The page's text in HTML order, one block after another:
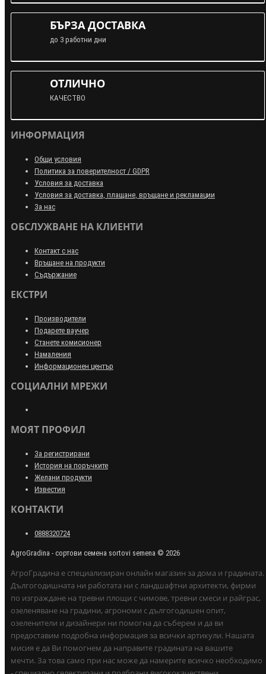
БЪРЗА ДОСТАВКА
до 3 работни дни
ОТЛИЧНО
КАЧЕСТВО
ИНФОРМАЦИЯ
Общи условия
Политика за поверителност / GDPR
Условия за доставка
Условия за доставка, плащане, връщане и рекламации
За нас
ОБСЛУЖВАНЕ НА КЛИЕНТИ
Контакт с нас
Връщане на продукти
Съдържание
ЕКСТРИ
Производители
Подарете ваучер
Станете комисионер
Намаления
Информационен център
СОЦИАЛНИ МРЕЖИ
МОЯТ ПРОФИЛ
За регистрирани
История на поръчките
Желани продукти
Известия
КОНТАКТИ
0888320724
AgroGradina - сортови семена sortovi semena © 2026
АгроГрадина е специализиран онлайн магазин за дома и градината.
Дългогодишната ни работата ни с ландшафтни архитекти, фирми
по изграждане на тревни площи с чимове, тревни смеси и райграс,
озеленяване на градини, агрономи с дългогодишен опит,
озеленители и дизайнери ни помогна да съберем и да ви
предоставим подробна информация за всички артикули. Нашата
мисия е да Ви помогнем да направите градината на вашите
мечти. За това само при нас може да намерите всичко необходимо